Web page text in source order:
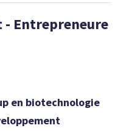
- Entrepreneure
en biotechnologie